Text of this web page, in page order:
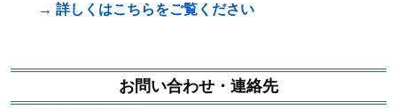
→ 詳しくはこちらをご覧ください
お問い合わせ・連絡先